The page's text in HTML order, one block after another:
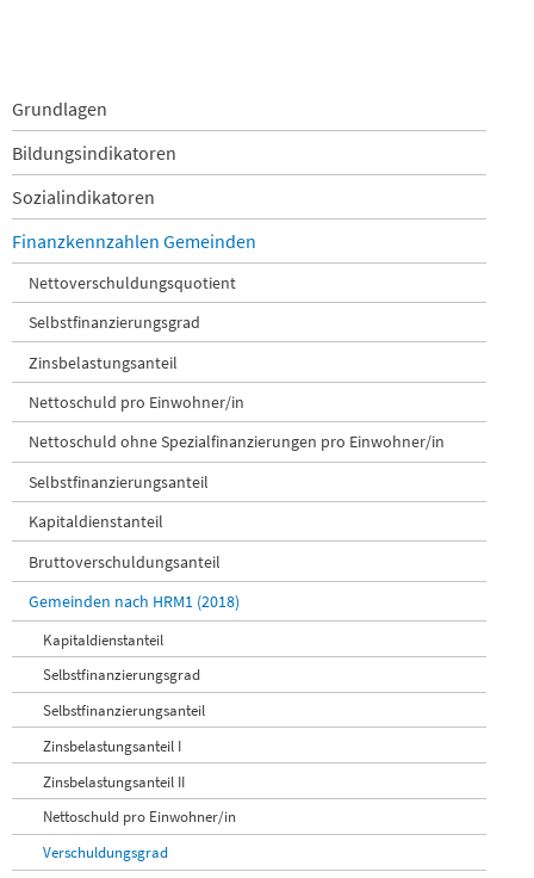
Navigation
überspringen
Grundlagen
Bildungsindikatoren
Sozialindikatoren
Finanzkennzahlen Gemeinden
Nettoverschuldungsquotient
Selbstfinanzierungsgrad
Zinsbelastungsanteil
Nettoschuld pro Einwohner/in
Nettoschuld ohne Spezialfinanzierungen pro Einwohner/in
Selbstfinanzierungsanteil
Kapitaldienstanteil
Bruttoverschuldungsanteil
Gemeinden nach HRM1 (2018)
Kapitaldienstanteil
Selbstfinanzierungsgrad
Selbstfinanzierungsanteil
Zinsbelastungsanteil I
Zinsbelastungsanteil II
Nettoschuld pro Einwohner/in
Verschuldungsgrad